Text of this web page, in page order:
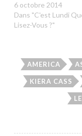
6 octobre 2014
Dans "C'est Lundi
Lisez-Vous ?"
AMERICA
KIERA CASS